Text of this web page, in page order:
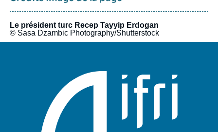
Le président turc Recep Tayyip Erdogan
© Sasa Dzambic Photography/Shutterstock